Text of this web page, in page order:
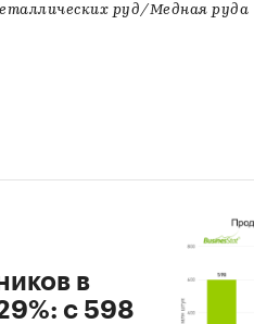
руд/Медная руда
в
с 598